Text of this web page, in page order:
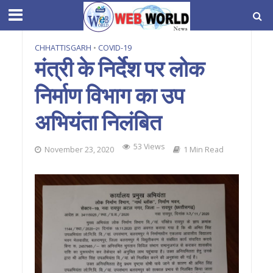
CHHATTISGARH • COVID-19
मंत्री के निर्देश पर लोक
निर्माण विभाग का उप
अभियंता निलंबित
November 23, 2020 53 Views 1 Min Read